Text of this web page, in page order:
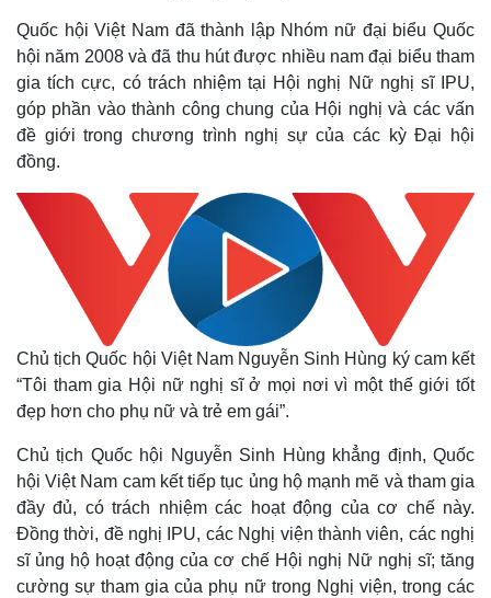
Quốc hội Việt Nam đã thành lập Nhóm nữ đại biểu Quốc
hội năm 2008 và đã thu hút được nhiều nam đại biểu tham
gia tích cực, có trách nhiệm tại Hội nghị Nữ nghị sĩ IPU,
góp phần vào thành công chung của Hội nghị và các vấn
đề giới trong chương trình nghị sự của các kỳ Đại hội
đồng.
Chủ tịch Quốc hội Việt Nam Nguyễn Sinh Hùng ký cam kết
“Tôi tham gia Hội nữ nghị sĩ ở mọi nơi vì một thế giới tốt
đẹp hơn cho phụ nữ và trẻ em gái”.
Chủ tịch Quốc hội Nguyễn Sinh Hùng khẳng định, Quốc
hội Việt Nam cam kết tiếp tục ủng hộ mạnh mẽ và tham gia
đầy đủ, có trách nhiệm các hoạt động của cơ chế này.
Đồng thời, đề nghị IPU, các Nghị viện thành viên, các nghị
sĩ ủng hộ hoạt động của cơ chế Hội nghị Nữ nghị sĩ; tăng
cường sự tham gia của phụ nữ trong Nghị viện, trong các